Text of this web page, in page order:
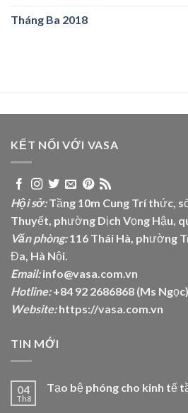
Tháng Ba 2018
KẾT NỐI VỚI VASA
Hội sở:Tầng 10m Cung Trí thức,
Thuyết, phường Dịch Vọng Hậu,
Văn phòng:116 Thái Hà, phường
Đa, Hà Nội.
Email:info@vasa.com.vn
Hotline:+84 92 2686868 (Ms Ngọc)
Website: https://vasa.com.vn
TIN MỚI
04
Th8
Tạo bệ phóng cho kinh tế